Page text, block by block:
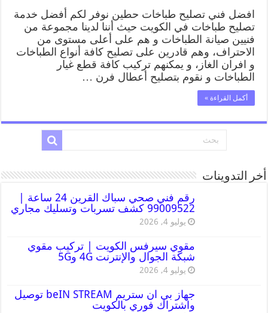
افضل فني تصليح طباخات حطين نوفر لكم أفضل خدمة
تصليح طباخات في الكويت حيث أننا لدينا مجموعة من
فنيين صيانة الطباخات و هم على أعلى مستوى من
الاحتراف، وهم قادرين على تصليح كافة أنواع الطباخات
و افران الغاز، و يمكنهم تركيب كافة قطع غيار
الطباخات و نقوم بتصليح أعطال فرن …
أكمل القراءة »
أخر التدوينات
رقم فني صحي سباك القرين 24 ساعة |
99009522 كشف تسربات وتسليك مجاري
يوليو 4, 2026
مقوي سيرفس الكويت | تركيب مقوي
شبكة الجوال والإنترنت 4G و5G
يوليو 4, 2026
جهاز بي ان ستريم beIN STREAM توصيل
واشتراك فوري بالكويت